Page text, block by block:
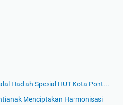
Hadiah Spesial HUT Kota Pont...
Menciptakan Harmonisasi